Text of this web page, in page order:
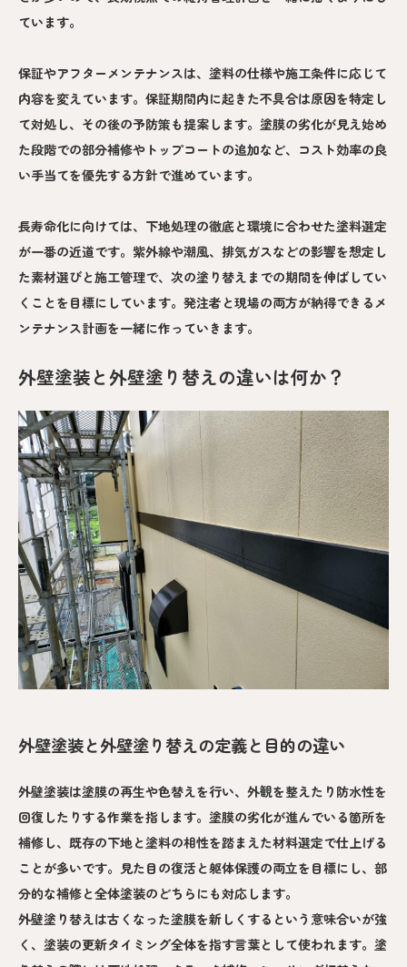
ています。
保証やアフターメンテナンスは、塗料の仕様や施工条件に応じて
内容を変えています。保証期間内に起きた不具合は原因を特定し
て対処し、その後の予防策も提案します。塗膜の劣化が見え始め
た段階での部分補修やトップコートの追加など、コスト効率の良
い手当てを優先する方針で進めています。
長寿命化に向けては、下地処理の徹底と環境に合わせた塗料選定
が一番の近道です。紫外線や潮風、排気ガスなどの影響を想定し
た素材選びと施工管理で、次の塗り替えまでの期間を伸ばしてい
くことを目標にしています。発注者と現場の両方が納得できるメ
ンテナンス計画を一緒に作っていきます。
外壁塗装と外壁塗り替えの違いは何か？
外壁塗装と外壁塗り替えの定義と目的の違い
外壁塗装は塗膜の再生や色替えを行い、外観を整えたり防水性を
回復したりする作業を指します。塗膜の劣化が進んでいる箇所を
補修し、既存の下地と塗料の相性を踏まえた材料選定で仕上げる
ことが多いです。見た目の復活と躯体保護の両立を目標にし、部
分的な補修と全体塗装のどちらにも対応します。
外壁塗り替えは古くなった塗膜を新しくするという意味合いが強
く、塗装の更新タイミング全体を指す言葉として使われます。塗